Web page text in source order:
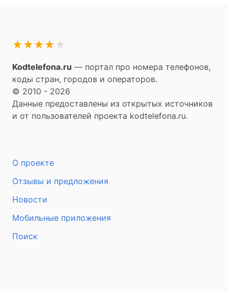
★
★
★
★
★
Kodtelefona.ru — портал про номера телефонов,
коды стран, городов и операторов.
© 2010 - 2026
Данные предоставлены из открытых источников
и от пользователей проекта kodtelefona.ru.
О проекте
Отзывы и предложения
Новости
Мобильные приложения
Поиск